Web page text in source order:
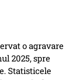
o agravare
2025, spre
Statisticele